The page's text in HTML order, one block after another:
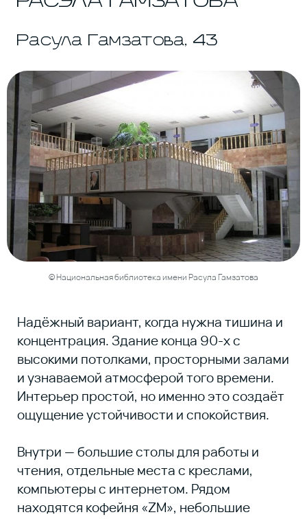
© Национальная библиотека имени Расула Гамзатова